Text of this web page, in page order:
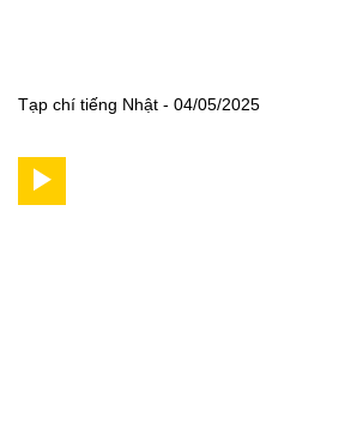
Tạp chí tiếng Nhật - 04/05/2025